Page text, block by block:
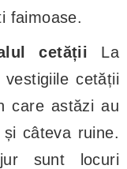
faimoase.
cetății La
cetății
care astăzi au
câteva ruine.
sunt locuri